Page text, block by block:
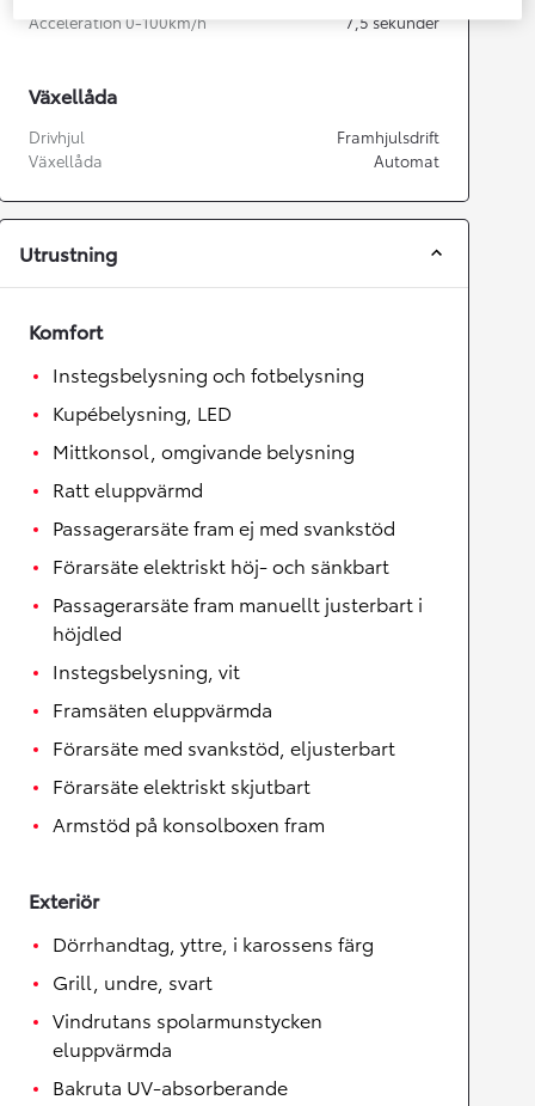
Acceleration 0-100km/h
7,5 sekunder
Växellåda
Drivhjul
Framhjulsdrift
Växellåda
Automat
Utrustning
Komfort
Instegsbelysning och fotbelysning
Kupébelysning, LED
Mittkonsol, omgivande belysning
Ratt eluppvärmd
Passagerarsäte fram ej med svankstöd
Förarsäte elektriskt höj- och sänkbart
Passagerarsäte fram manuellt justerbart i
höjdled
Instegsbelysning, vit
Framsäten eluppvärmda
Förarsäte med svankstöd, eljusterbart
Förarsäte elektriskt skjutbart
Armstöd på konsolboxen fram
Exteriör
Dörrhandtag, yttre, i karossens färg
Grill, undre, svart
Vindrutans spolarmunstycken
eluppvärmda
Bakruta UV-absorberande